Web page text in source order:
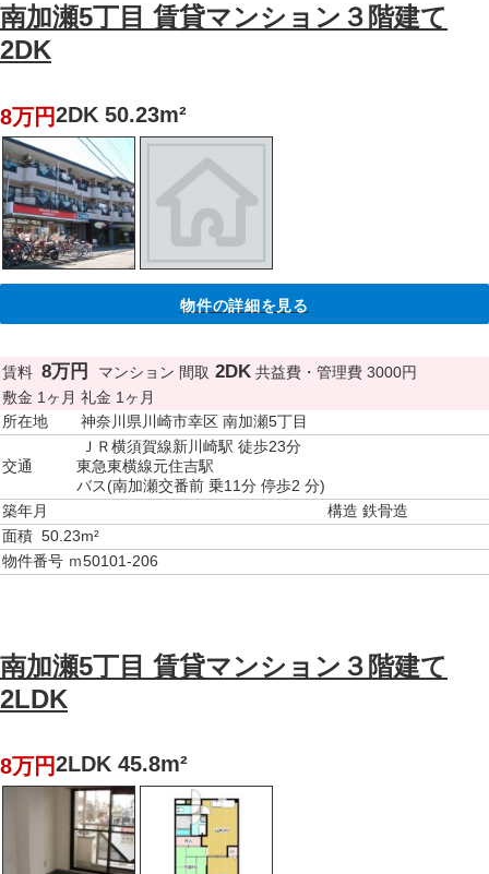
南加瀬5丁目 賃貸マンション３階建て
2DK
8万円2DK 50.23m²
物件の詳細を見る
賃料 8万円 マンション 間取 2DK 共益費・管理費 3000円
敷金 1ヶ月 礼金 1ヶ月
所在地
神奈川県川崎市幸区 南加瀬5丁目
交通
ＪＲ横須賀線新川崎駅 徒歩23分
東急東横線元住吉駅
バス(南加瀬交番前 乗11分 停歩2 分)
築年月
構造 鉄骨造
面積 50.23m²
物件番号 ｍ50101-206
南加瀬5丁目 賃貸マンション３階建て
2LDK
8万円2LDK 45.8m²